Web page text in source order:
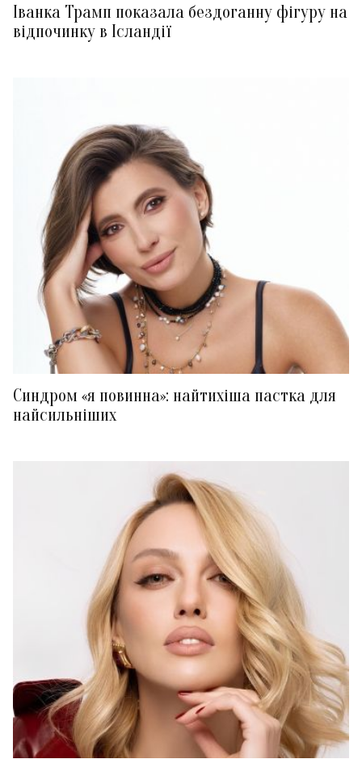
Іванка Трамп показала бездоганну фігуру на
відпочинку в Ісландії
Синдром «я повинна»: найтихіша пастка для
найсильніших